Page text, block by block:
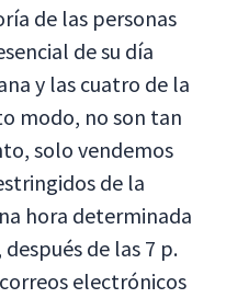
de las personas
de su día
y las cuatro de la
modo, no son tan
solo vendemos
de la
hora determinada
de las 7 p.
electrónicos